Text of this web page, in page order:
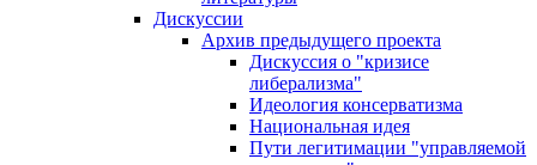
Дискуссии
Архив предыдущего проекта
Дискуссия о "кризисе
либерализма"
Идеология консерватизма
Национальная идея
Пути легитимации "управляемой